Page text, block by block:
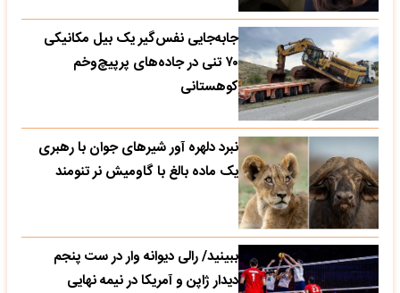
جابه‌جایی نفس‌گیر یک بیل مکانیکی
۷۰ تنی در جاده‌های پرپیچ‌وخم
کوهستانی
نبرد دلهره آور شیرهای جوان با رهبری
یک ماده بالغ با گاومیش نر تنومند
ببینید/ رالی دیوانه وار در ست پنجم
دیدار ژاپن و آمریکا در نیمه نهایی